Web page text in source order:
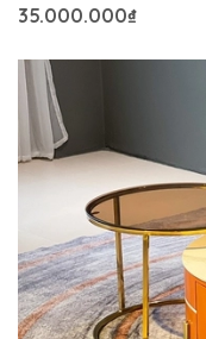
35.000.000₫